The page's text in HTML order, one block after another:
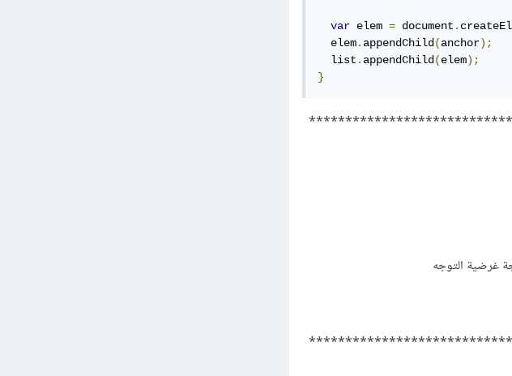
var elem = document .
elem. appendChild (anchor);
list . appendChild (elem);
}
غرضية التوجه